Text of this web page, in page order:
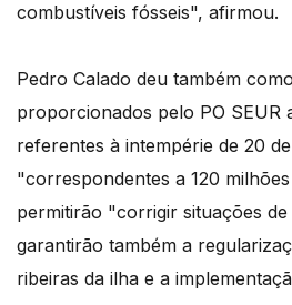
combustíveis fósseis", afirmou.
Pedro Calado deu também
proporcionados pelo PO SEUR
referentes à intempérie de 20
"correspondentes a 120
permitirão "corrigir situações de
garantirão também a
ribeiras da ilha e a